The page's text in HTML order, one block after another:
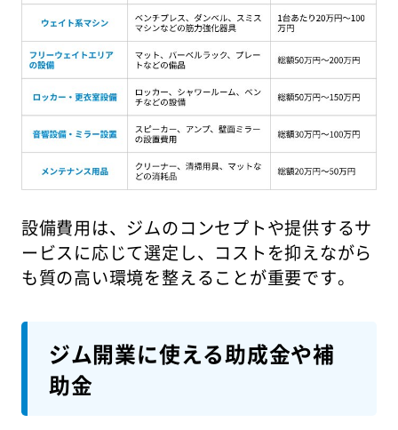
設備費用は、ジムのコンセプトや提供するサ
ービスに応じて選定し、コストを抑えながら
も質の高い環境を整えることが重要です。
ジム開業に使える助成金や補
助金